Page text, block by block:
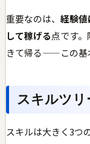
重要なのは、 経験
して稼げる点です
きて帰る——この基
スキルツリ
スキルは大きく3つ